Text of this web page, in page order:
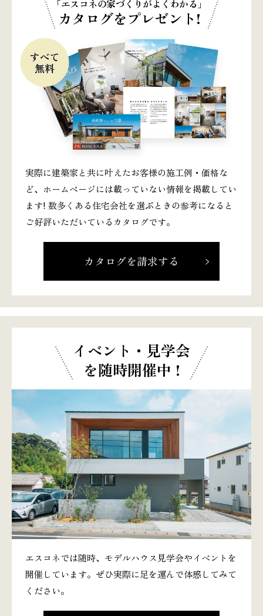
「エスコネの家づくりがよくわかる」
カタログをプレゼント!
実際に建築家と共に叶えたお客様の施工例・価格な
ど、ホームページには載っていない情報を掲載してい
ます! 数多くある住宅会社を選ぶときの参考になると
ご好評いただいているカタログです。
カタログを請求する
イベント・見学会
を随時開催中 !
エスコネでは随時、モデルハウス見学会やイベントを
開催しています。ぜひ実際に足を運んで体感してみて
ください。